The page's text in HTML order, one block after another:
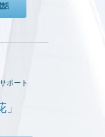
話
ポート